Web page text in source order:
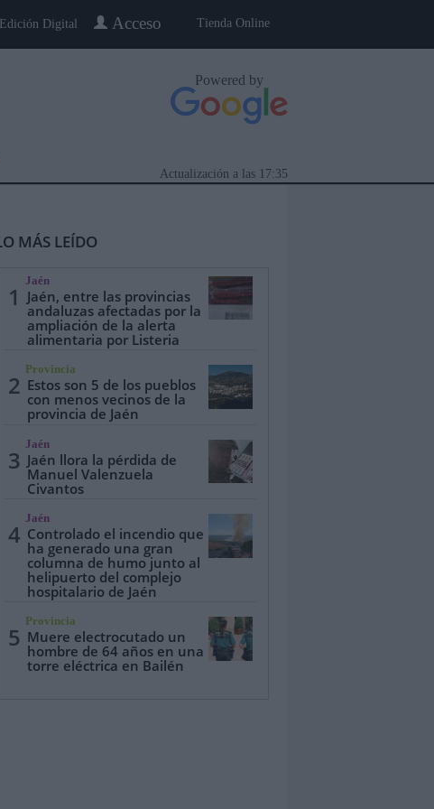
Tienda Online
Acceso
Edición Digital
Powered by
17:35
Actualización a las
Pueblo a Pueblo Gente Especiales
MÁS LEÍDO
1
Jaén
Jaén, entre las provincias
andaluzas afectadas por la
ampliación de la alerta
alimentaria por Listeria
2
Provincia
Estos son 5 de los pueblos
con menos vecinos de la
provincia de Jaén
3
Jaén
Jaén llora la pérdida de
Manuel Valenzuela
Civantos
4
Jaén
Controlado el incendio que
ha generado una gran
columna de humo junto al
helipuerto del complejo
hospitalario de Jaén
5
Provincia
Muere electrocutado un
hombre de 64 años en una
torre eléctrica en Bailén